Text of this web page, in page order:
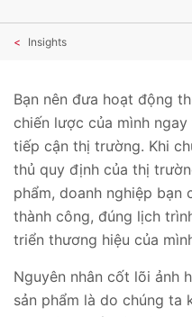
Insights
Bạn nên đưa hoạt động
chiến lược của mình
tiếp cận thị trường. Khi
thủ quy định của thị
phẩm, doanh nghiệp bạn
thành công, đúng lịch
triển thương hiệu của
Nguyên nhân cốt lõi ảnh
sản phẩm là do chúng ta